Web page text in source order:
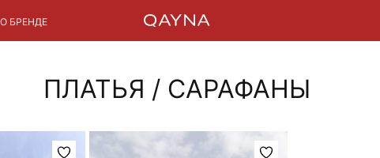
О БРЕНДЕ
ПЛАТЬЯ / САРАФАНЫ